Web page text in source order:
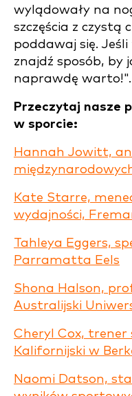
wylądowały na
szczęścia z czystą
poddawaj się.
znajdź sposób, by
naprawdę warto!".
Przeczytaj nasze
w sporcie:
Hannah Jowitt,
Kate Starre,
wydajności,
Tahleya Eggers,
Parramatta Eels
Shona Halson,
Australijski
Cheryl Cox,
Kalifornijski w
Naomi Datson,